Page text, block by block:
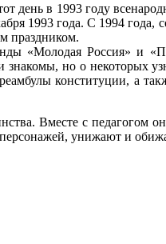
день в 1993 году
1993 года. С 1994 года,
праздником.
«Молодая Россия» и
знакомы, но о некоторых
конституции, а
Вместе с педагогом
персонажей, унижают и